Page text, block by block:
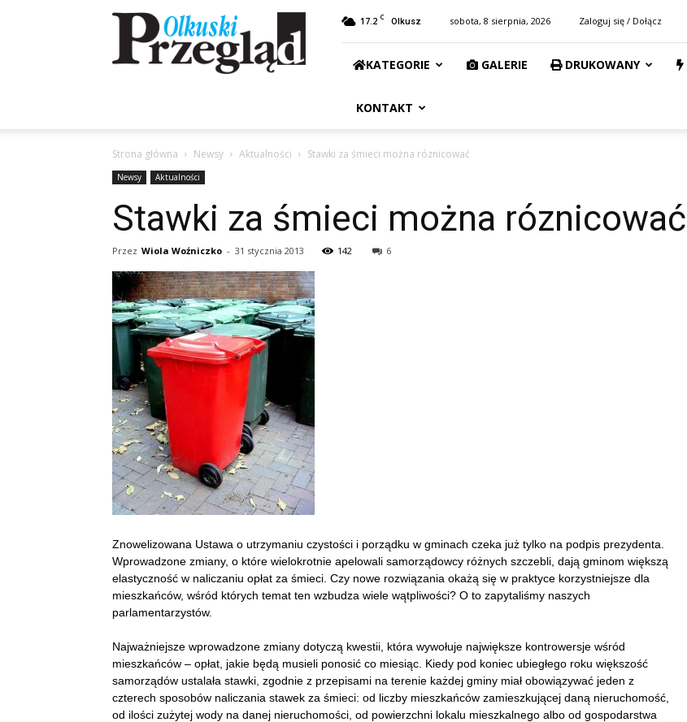
Przegląd
Olkuski
17.2 C Olkusz sobota, 8 sierpnia, 2026 Zaloguj się / Dołącz
KATEGORIE GALERIE DRUKOWANY
KONTAKT
Strona główna Newsy Aktualności Stawki za śmieci można róznicować
Newsy Aktualności
Stawki za śmieci można róznicować
Przez Wiola Woźniczko - 31 stycznia 2013 142 6
Znowelizowana Ustawa o utrzymaniu czystości i porządku w gminach czeka już tylko na podpis prezydenta.
Wprowadzone zmiany, o które wielokrotnie apelowali samorządowcy różnych szczebli, dają gminom większą
elastyczność w naliczaniu opłat za śmieci. Czy nowe rozwiązania okażą się w praktyce korzystniejsze dla
mieszkańców, wśród których temat ten wzbudza wiele wątpliwości? O to zapytaliśmy naszych
parlamentarzystów.
Najważniejsze wprowadzone zmiany dotyczą kwestii, która wywołuje największe kontrowersje wśród
mieszkańców – opłat, jakie będą musieli ponosić co miesiąc. Kiedy pod koniec ubiegłego roku większość
samorządów ustalała stawki, zgodnie z przepisami na terenie każdej gminy miał obowiązywać jeden z
czterech sposobów naliczania stawek za śmieci: od liczby mieszkańców zamieszkującej daną nieruchomość,
od ilości zużytej wody na danej nieruchomości, od powierzchni lokalu mieszkalnego albo od gospodarstwa